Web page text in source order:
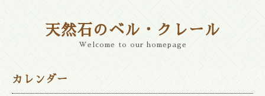
天然石のベル・クレール
Welcome to our homepage
カレンダー